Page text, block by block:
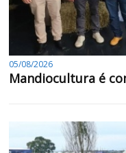
05/08/2026
Mandiocultura é